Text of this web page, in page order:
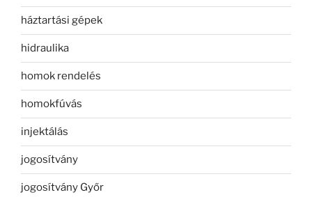
háztartási gépek
hidraulika
homok rendelés
homokfúvás
injektálás
jogosítvány
jogosítvány Győr